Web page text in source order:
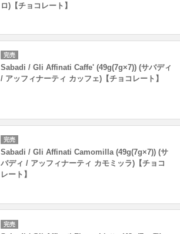
ロ)【チョコレート】
完売
Sabadi / Gli Affinati Caffe' (49g(7g×7)) (サバディ
/ アッフィナーティ カッフェ)【チョコレート】
完売
Sabadi / Gli Affinati Camomilla (49g(7g×7)) (サ
バディ / アッフィナーティ カモミッラ)【チョコ
レート】
完売